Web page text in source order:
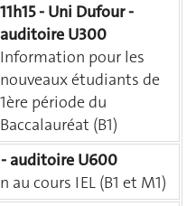
11h15 - Uni Dufour -
auditoire U300
Information pour les
nouveaux étudiants de
1ère période du
Baccalauréat (B1)
- auditoire U600
cours IEL (B1 et M1)